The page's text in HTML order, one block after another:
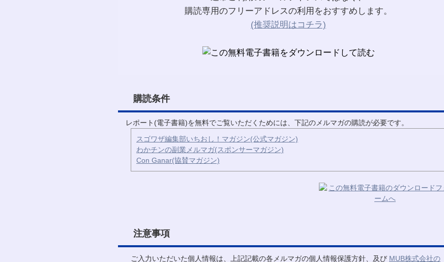
購読専用のフリーアドレスの利用をおすすめします。
(推奨説明はコチラ)
購読条件
レポート(電子書籍)を無料でご覧いただくためには、下記のメルマガの購読が必要です。
スゴワザ編集部いちおし！マガジン(公式マガジン)
わかチンの副業メルマガ(スポンサーマガジン)
Con Ganar(協賛マガジン)
注意事項
ご入力いただいた個人情報は、上記記載の各メルマガの個人情報保護方針、及び MUB株式会社の